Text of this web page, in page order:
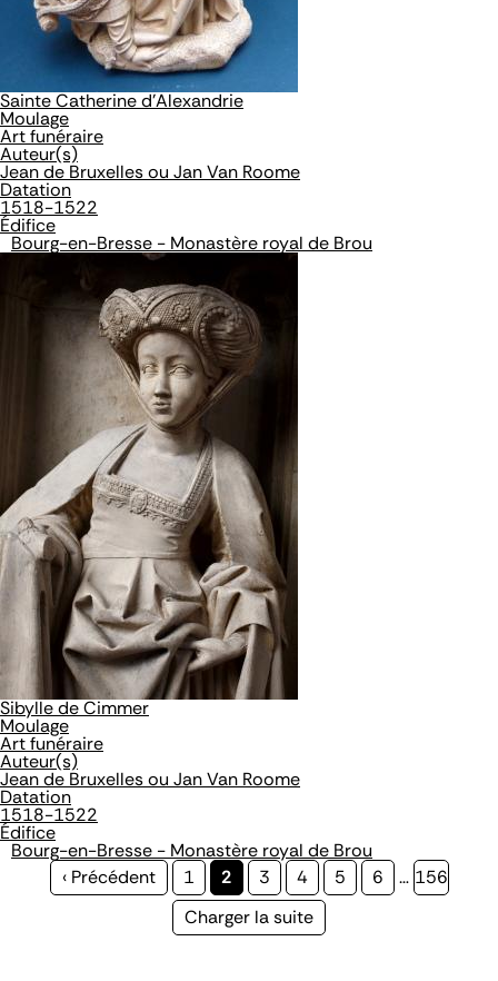
Sainte Catherine d'Alexandrie
Moulage
Art funéraire
Auteur(s)
Jean de Bruxelles ou Jan Van Roome
Datation
1518-1522
Édifice
Bourg-en-Bresse - Monastère royal de Brou
Sibylle de Cimmer
Moulage
Art funéraire
Auteur(s)
Jean de Bruxelles ou Jan Van Roome
Datation
1518-1522
Édifice
Bourg-en-Bresse - Monastère royal de Brou
Page
‹ Précédent Page
1
Page
courante
2 Page
3 Page
4 Page
5 Page
6 … Page
156
Page
Charger la suite